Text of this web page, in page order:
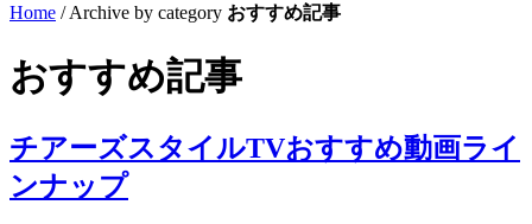
Home /Archive by category おすすめ記事
おすすめ記事
チアーズスタイルTVおすすめ動画ライ
ンナップ